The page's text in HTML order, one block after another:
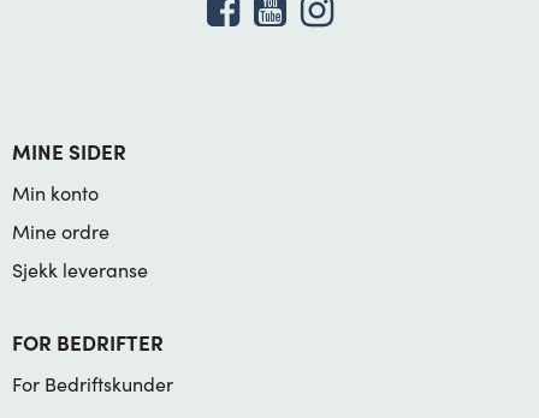
MINE SIDER
Min konto
Mine ordre
Sjekk leveranse
FOR BEDRIFTER
For Bedriftskunder